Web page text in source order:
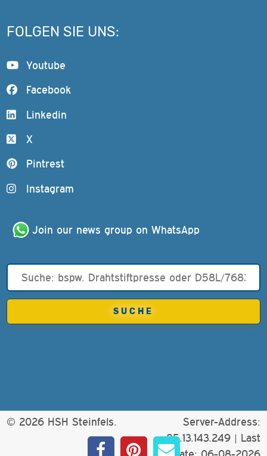
FOLGEN SIE UNS:
Youtube
Facebook
Linkedin
X
Pintrest
Instagram
Join our news group on WhatsApp
© 2026 HSH Steinfels.
Server-Address:
85.13.143.249 | Last